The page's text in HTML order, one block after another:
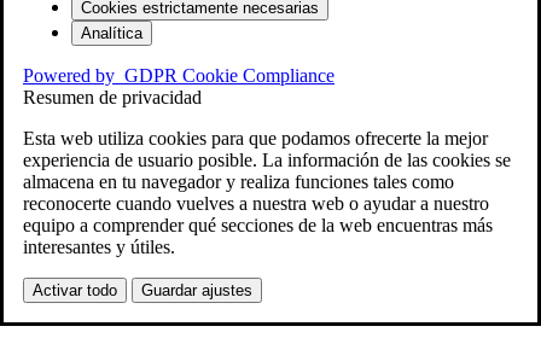
Cookies estrictamente necesarias
Analítica
Powered by GDPR Cookie Compliance
Resumen de privacidad
Esta web utiliza cookies para que podamos ofrecerte la mejor
experiencia de usuario posible. La información de las cookies se
almacena en tu navegador y realiza funciones tales como
reconocerte cuando vuelves a nuestra web o ayudar a nuestro
equipo a comprender qué secciones de la web encuentras más
interesantes y útiles.
Activar todo Guardar ajustes